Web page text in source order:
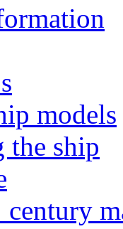
models
the ship